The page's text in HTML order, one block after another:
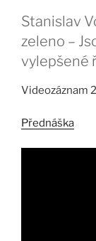
Stanislav
zeleno –
vylepšené
Videozáznam
Přednáška